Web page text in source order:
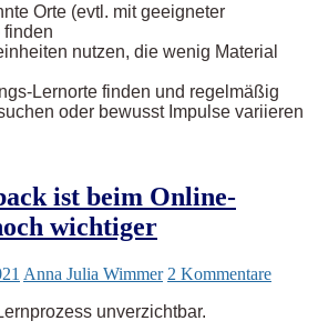
Orte (evtl. mit geeigneter
finden
nutzen, die wenig Material
Lernorte finden und regelmäßig
oder bewusst Impulse variieren
ist beim Online-
wichtiger
Anna Julia Wimmer 2 Kommentare
unverzichtbar.